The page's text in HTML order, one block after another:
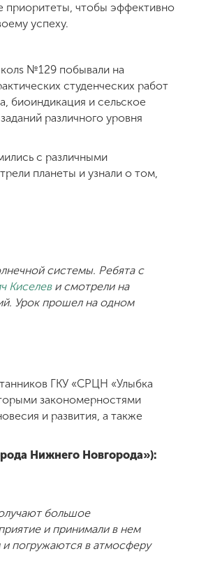
приоритеты, чтобы эффективно
успеху.
№129 побывали на
студенческих работ
биоиндикация и сельское
различного уровня
с различными
планеты и узнали о том,
системы. Ребята с
Киселеви смотрели на
Урок прошел на одном
ГКУ «СРЦН «Улыбка
закономерностями
и развития, а также
Нижнего Новгорода»):
большое
и принимали в нем
и погружаются в атмосферу